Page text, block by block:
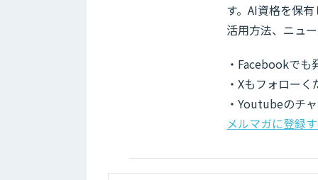
す。AI資格を保
活用方法、ニュ
・Facebookで
・Xもフォロー
・Youtubeのチ
メルマガに登録